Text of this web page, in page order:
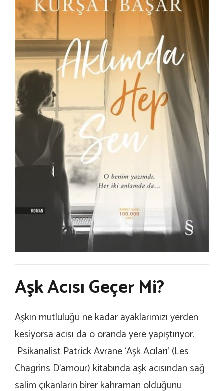
Aşk Acısı Geçer Mi?
Aşkın mutluluğu ne kadar ayaklarımızı yerden
kesiyorsa acısı da o oranda yere yapıştırıyor.
Psikanalist Patrick Avrane ‘Aşk Acıları’ (Les
Chagrins D’amour) kitabında aşk acısından sağ
salim çıkanların birer kahraman olduğunu